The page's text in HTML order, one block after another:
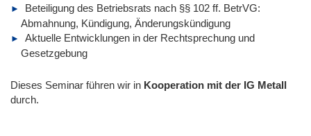
Beteiligung des Betriebsrats nach §§ 102 ff. BetrVG:
Abmahnung, Kündigung, Änderungskündigung
Aktuelle Entwicklungen in der Rechtsprechung und
Gesetzgebung
Dieses Seminar führen wir in Kooperation mit der IG Metall
durch.